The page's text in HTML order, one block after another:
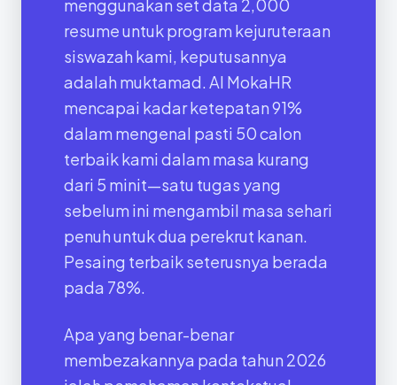
menggunakan set data 2,000
resume untuk program kejuruteraan
siswazah kami, keputusannya
adalah muktamad. AI MokaHR
mencapai kadar ketepatan 91%
dalam mengenal pasti 50 calon
terbaik kami dalam masa kurang
dari 5 minit—satu tugas yang
sebelum ini mengambil masa sehari
penuh untuk dua perekrut kanan.
Pesaing terbaik seterusnya berada
pada 78%.
Apa yang benar-benar
membezakannya pada tahun 2026